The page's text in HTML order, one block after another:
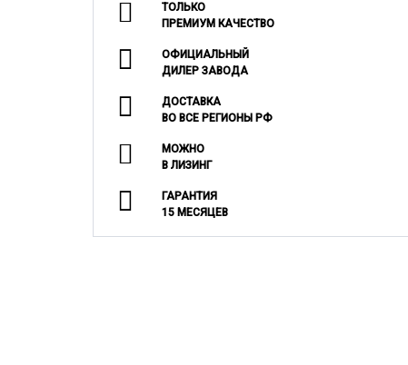
ТОЛЬКО
ПРЕМИУМ КАЧЕСТВО
ОФИЦИАЛЬНЫЙ
ДИЛЕР ЗАВОДА
ДОСТАВКА
ВО ВСЕ РЕГИОНЫ РФ
МОЖНО
В ЛИЗИНГ
ГАРАНТИЯ
15 МЕСЯЦЕВ